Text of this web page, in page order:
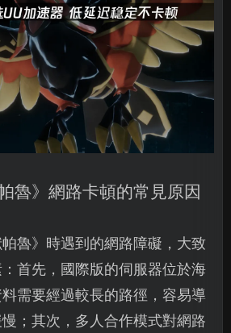
魯》網路卡頓的常見原因
魯》時遇到的網路障礙，大致
首先，國際版的伺服器位於海
需要經過較長的路徑，容易導
；其次，多人合作模式對網路